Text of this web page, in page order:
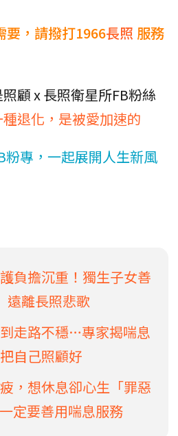
，請撥打1966長照 服務
顧 x 長照衛星所FB粉絲
退化，是被愛加速的
粉專，一起展開人生新風
負擔沉重！獨生子女善
遠離長照悲歌
走路不穩…專家揭喘息
自己照顧好
，想休息卻心生「罪惡
定要善用喘息服務